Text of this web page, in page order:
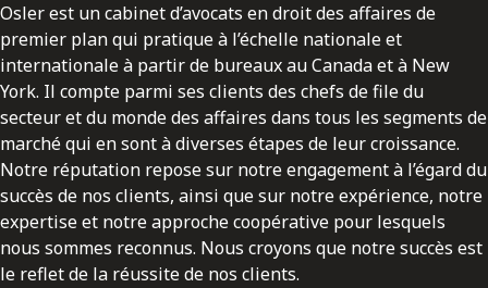
Osler est un cabinet d’avocats en droit des affaires de
premier plan qui pratique à l’échelle nationale et
internationale à partir de bureaux au Canada et à New
York. Il compte parmi ses clients des chefs de file du
secteur et du monde des affaires dans tous les segments de
marché qui en sont à diverses étapes de leur croissance.
Notre réputation repose sur notre engagement à l’égard du
succès de nos clients, ainsi que sur notre expérience, notre
expertise et notre approche coopérative pour lesquels
nous sommes reconnus. Nous croyons que notre succès est
le reflet de la réussite de nos clients.